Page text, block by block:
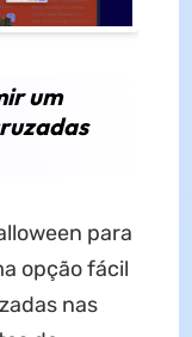
um
para
opção fácil
nas